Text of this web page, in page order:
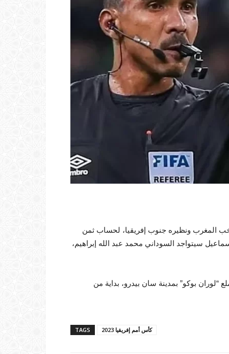
المغرب ونظيره جنوب إفريقيا، لحساب ثمن
علي محمود إسماعيل سيتواجد السوداني محمد عبد الله إبراهيم،
30 يناير، على أرضية ملع “لوران بوكو” بمدينة سان بيدرو، بداية من
TAGS كأس أمم إفريقيا 2023